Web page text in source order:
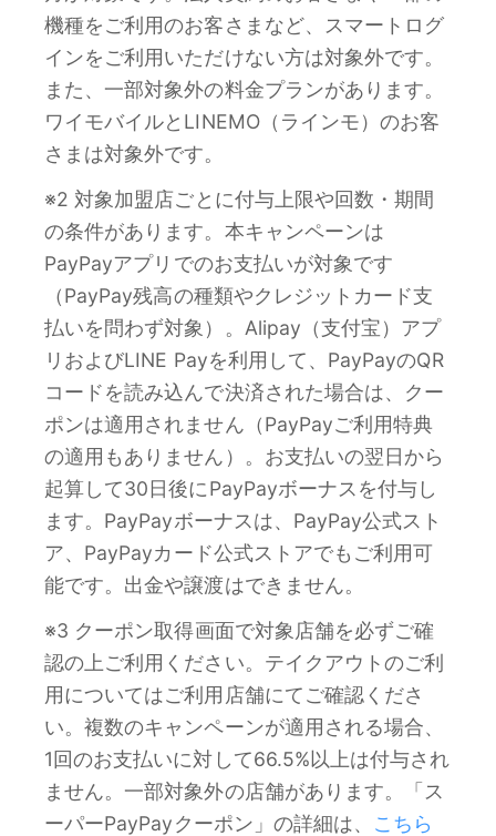
機種をご利用のお客さまなど、スマートログ
インをご利用いただけない方は対象外です。
また、一部対象外の料金プランがあります。
ワイモバイルとLINEMO（ラインモ）のお客
さまは対象外です。
※2 対象加盟店ごとに付与上限や回数・期間
の条件があります。本キャンペーンは
PayPayアプリでのお支払いが対象です
（PayPay残高の種類やクレジットカード支
払いを問わず対象）。Alipay（支付宝）アプ
リおよびLINE Payを利用して、PayPayのQR
コードを読み込んで決済された場合は、クー
ポンは適用されません（PayPayご利用特典
の適用もありません）。お支払いの翌日から
起算して30日後にPayPayボーナスを付与し
ます。PayPayボーナスは、PayPay公式スト
ア、PayPayカード公式ストアでもご利用可
能です。出金や譲渡はできません。
※3 クーポン取得画面で対象店舗を必ずご確
認の上ご利用ください。テイクアウトのご利
用についてはご利用店舗にてご確認くださ
い。複数のキャンペーンが適用される場合、
1回のお支払いに対して66.5%以上は付与され
ません。一部対象外の店舗があります。「ス
ーパーPayPayクーポン」の詳細は、 こちら